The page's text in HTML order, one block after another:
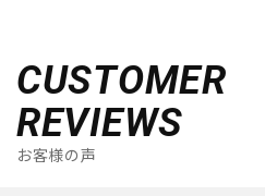
CUSTOMER
REVIEWS
お客様の声